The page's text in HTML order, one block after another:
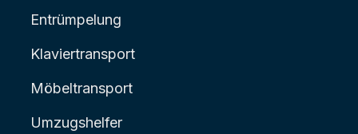
Entrümpelung
Klaviertransport
Möbeltransport
Umzugshelfer